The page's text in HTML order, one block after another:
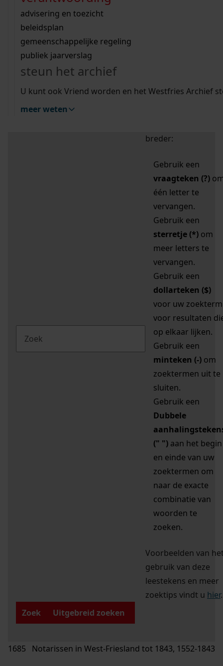
bouwvergunningen
omgevingsvergunningen
vergunningen
beeld en geluid
uitleg nodig?
Wij helpen u op weg met een aantal zoektips.
bekijk alle zoektips
Wij helpen u op weg met een aantal zoektips.
bekijk alle zoektips
bekijk ons geschiedenislokaal
advisering en toezicht
beleidsplan
gemeenschappelijke regeling
publiek jaarverslag
steun het archief
U kunt ook Vriend worden en het Westfries Archief
meer weten
zoektips
Mijn Studiezaal (inloggen)
uw zoekopdracht te
breder:
Gebruik een
vraagteken (?)
één letter te
vervangen.
Gebruik een
sterretje (*) om
meer letters te
vervangen.
Gebruik een
dollarteken ($)
voor uw zoekterm
voor resultaten
op elkaar lijken.
Gebruik een
minteken (-) om
zoektermen uit te
sluiten.
Gebruik een
Dubbele
(" ") aan het begin
en einde van uw
zoektermen om
naar de exacte
combinatie van
woorden te
zoeken.
Voorbeelden van
gebruik van deze
leestekens en meer
zoektips vindt u hier.
Zoek
Uitgebreid zoeken
1685 Notarissen in West-Friesland tot 1843, 1552-1843